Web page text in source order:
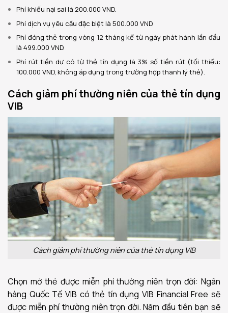
Phí khiếu nại sai là 200.000 VND.
Phí dịch vụ yêu cầu đặc biệt là 500.000 VND.
Phí đóng thẻ trong vòng 12 tháng kể từ ngày phát hành lần đầu
là 499.000 VND.
Phí rút tiền dư có từ thẻ tín dụng là 3% số tiền rút (tối thiểu:
100.000 VND, không áp dụng trong trường hợp thanh lý thẻ).
Cách giảm phí thường niên của thẻ tín dụng
VIB
Cách giảm phí thường niên của thẻ tín dụng VIB
Chọn mở thẻ được miễn phí thường niên trọn đời: Ngân
hàng Quốc Tế VIB có thẻ tín dụng VIB Financial Free sẽ
được miễn phí thường niên trọn đời. Năm đầu tiên bạn sẽ